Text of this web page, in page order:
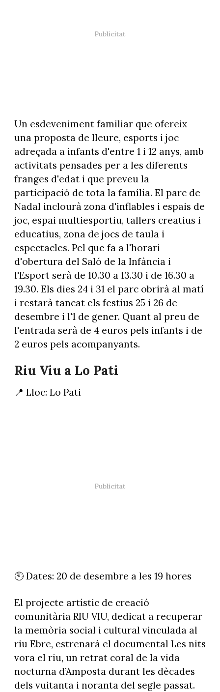
Un esdeveniment familiar que ofereix
una proposta de lleure, esports i joc
adreçada a infants d'entre 1 i 12 anys, amb
activitats pensades per a les diferents
franges d'edat i que preveu la
participació de tota la família. El parc de
Nadal inclourà zona d'inflables i espais de
joc, espai multiesportiu, tallers creatius i
educatius, zona de jocs de taula i
espectacles. Pel que fa a l'horari
d'obertura del Saló de la Infància i
l'Esport serà de 10.30 a 13.30 i de 16.30 a
19.30. Els dies 24 i 31 el parc obrirà al matí
i restarà tancat els festius 25 i 26 de
desembre i l'1 de gener. Quant al preu de
l'entrada serà de 4 euros pels infants i de
2 euros pels acompanyants.
Riu Viu a Lo Pati
📍 Lloc: Lo Pati
🕙 Dates: 20 de desembre a les 19 hores
El projecte artístic de creació
comunitària RIU VIU, dedicat a recuperar
la memòria social i cultural vinculada al
riu Ebre, estrenarà el documental Les nits
vora el riu, un retrat coral de la vida
nocturna d’Amposta durant les dècades
dels vuitanta i noranta del segle passat.